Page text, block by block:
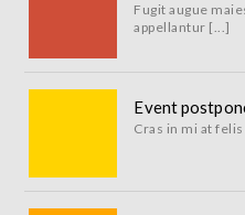
Fugit augue
appellantur [...]
Event
Cras in mi at